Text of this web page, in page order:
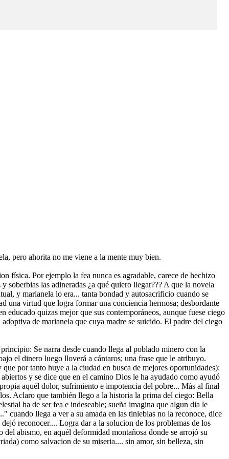
pero ahorita no me viene a la mente muy bien.
física. Por ejemplo la fea nunca es agradable, carece de hechizo
soberbias las adineradas ¿a qué quiero llegar??? A que la novela
y marianela lo era... tanta bondad y autosacrificio cuando se
una virtud que logra formar una conciencia hermosa; desbordante
quizas mejor que sus contemporáneos, aunque fuese ciego
de marianela que cuya madre se suicido. El padre del ciego
Se narra desde cuando llega al poblado minero con la
el dinero luego lloverá a cántaros; una frase que le atribuyo.
por tanto huye a la ciudad en busca de mejores oportunidades):
y se dice que en el camino Dios le ha ayudado como ayudó
aquél dolor, sufrimiento e impotencia del pobre... Más al final
Aclaro que también llego a la historia la prima del ciego: Bella
ha de ser fea e indeseable; sueña imagina que algun dia le
cuando llega a ver a su amada en las tinieblas no la reconoce, dice
reconocer.... Logra dar a la solucion de los problemas de los
del abismo, en aquél deformidad montañosa donde se arrojó su
como salvacion de su miseria.... sin amor, sin belleza, sin